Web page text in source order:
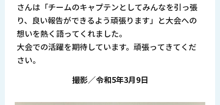
さんは「チームのキャプテンとしてみんなを引っ張
り、良い報告ができるよう頑張ります」と大会への
想いを熱く語ってくれました。
大会での活躍を期待しています。頑張ってきてくだ
さい。
撮影／令和5年3月9日